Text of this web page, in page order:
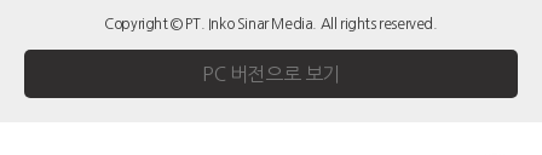
Copyright © PT. Inko Sinar Media. All rights reserved.
PC 버전으로 보기